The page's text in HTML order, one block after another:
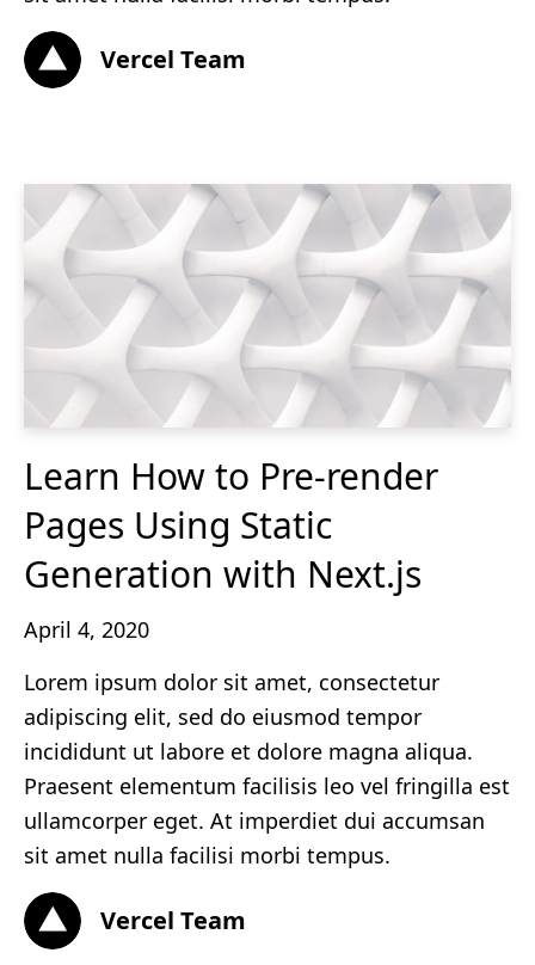
Vercel Team
Learn How to Pre-render
Pages Using Static
Generation with Next.js
April 4, 2020
Lorem ipsum dolor sit amet, consectetur
adipiscing elit, sed do eiusmod tempor
incididunt ut labore et dolore magna aliqua.
Praesent elementum facilisis leo vel fringilla est
ullamcorper eget. At imperdiet dui accumsan
sit amet nulla facilisi morbi tempus.
Vercel Team